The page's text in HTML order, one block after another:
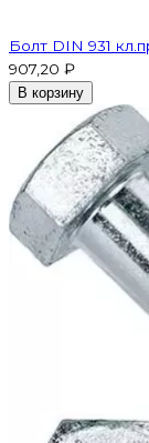
Болт DIN 931
907,20 ₽
В корзину